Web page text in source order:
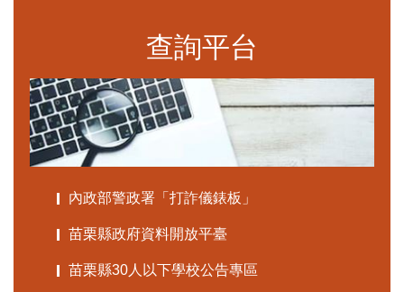
查詢平台
內政部警政署「打詐儀錶板」
苗栗縣政府資料開放平臺
苗栗縣30人以下學校公告專區